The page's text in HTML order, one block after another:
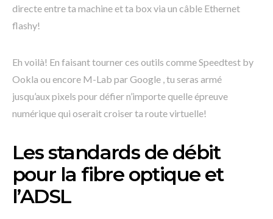
directe entre ta machine et ta box via un câble Ethernet
flashy!
Eh voilà! En faisant tourner ces outils comme Speedtest by
Ookla ou encore M-Lab par Google , tu seras armé
jusqu’aux pixels pour défier n’importe quelle épreuve
numérique qui oserait croiser ta route virtuelle!
Les standards de débit
pour la fibre optique et
l’ADSL